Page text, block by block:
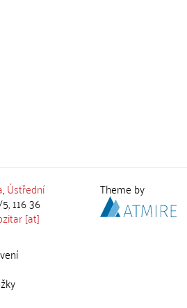
,Ústřední
116 36
[at]
Theme by